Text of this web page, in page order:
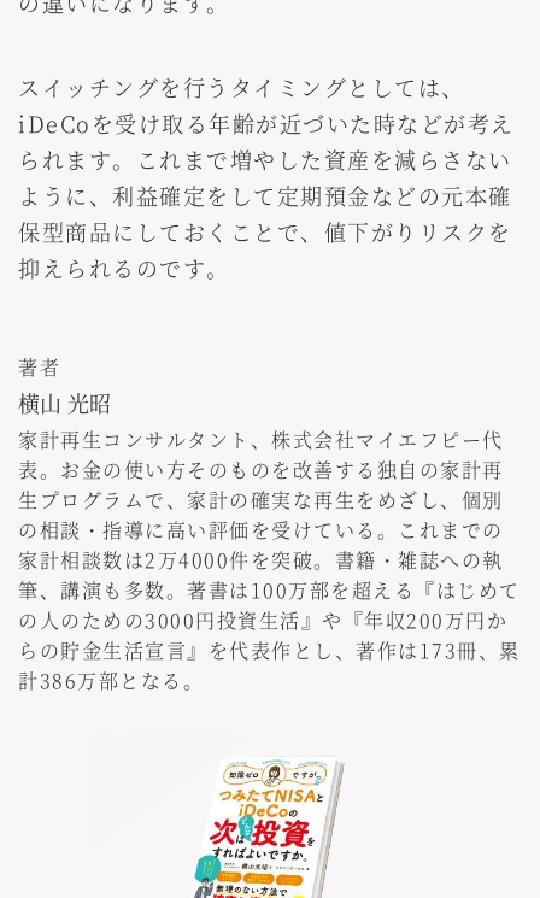
スイッチングを行うタイミングとしては、
iDeCoを受け取る年齢が近づいた時などが考え
られます。これまで増やした資産を減らさない
ように、利益確定をして定期預金などの元本確
保型商品にしておくことで、値下がりリスクを
抑えられるのです。
著者
横山 光昭
家計再生コンサルタント、株式会社マイエフピー代
表。お金の使い方そのものを改善する独自の家計再
生プログラムで、家計の確実な再生をめざし、個別
の相談・指導に高い評価を受けている。これまでの
家計相談数は2万4000件を突破。書籍・雑誌への執
筆、講演も多数。著書は100万部を超える『はじめて
の人のための3000円投資生活』や『年収200万円か
らの貯金生活宣言』を代表作とし、著作は173冊、累
計386万部となる。